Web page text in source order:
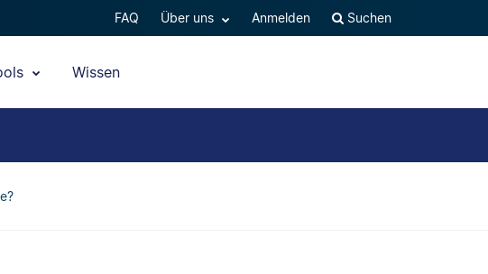
FAQ Über uns Anmelden Suchen
Wissen